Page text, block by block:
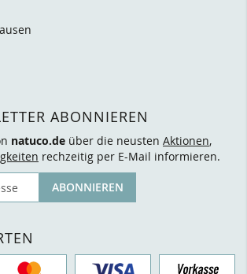
ABONNIEREN
natuco.de über die neusten Aktionen,
rechzeitig per E-Mail informieren.
ABONNIEREN